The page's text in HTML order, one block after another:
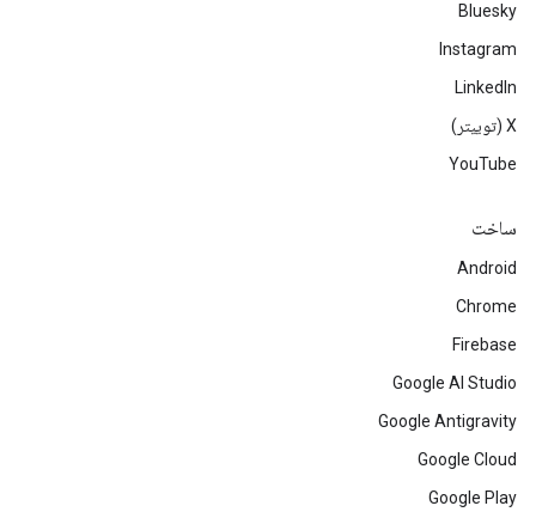
Bluesky
Instagram
LinkedIn
‫X (توییتر)
YouTube
ساخت
Android
Chrome
Firebase
Google AI Studio
Google Antigravity
Google Cloud
Google Play